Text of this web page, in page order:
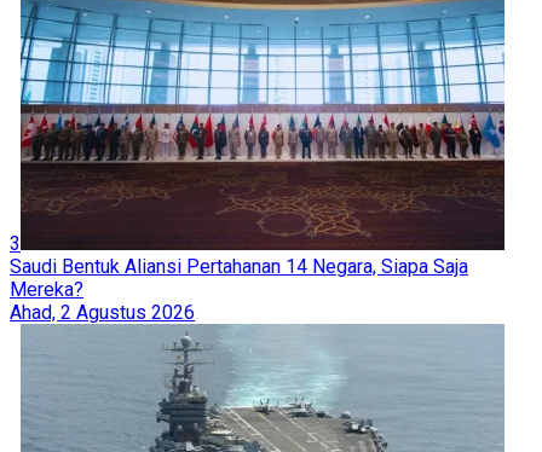
3
Saudi Bentuk Aliansi Pertahanan 14 Negara, Siapa Saja
Mereka?
Ahad, 2 Agustus 2026